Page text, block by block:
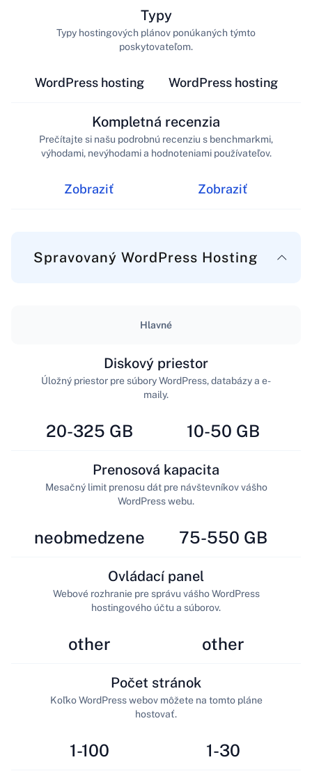
WordPress hosting
Typy
Typy hostingových plánov ponúkaných týmto
poskytovateľom.
WordPress hosting
Zobraziť
Kompletná recenzia
Prečítajte si našu podrobnú recenziu s benchmarkmi,
výhodami, nevýhodami a hodnoteniami používateľov.
Zobraziť
Spravovaný WordPress Hosting
Hlavné
20-325 GB
Diskový priestor
Úložný priestor pre súbory WordPress, databázy a e-
maily.
10-50 GB
neobmedzene
Prenosová kapacita
Mesačný limit prenosu dát pre návštevníkov vášho
WordPress webu.
75-550 GB
other
Ovládací panel
Webové rozhranie pre správu vášho WordPress
hostingového účtu a súborov.
other
1-100
Počet stránok
Koľko WordPress webov môžete na tomto pláne
hostovať.
1-30